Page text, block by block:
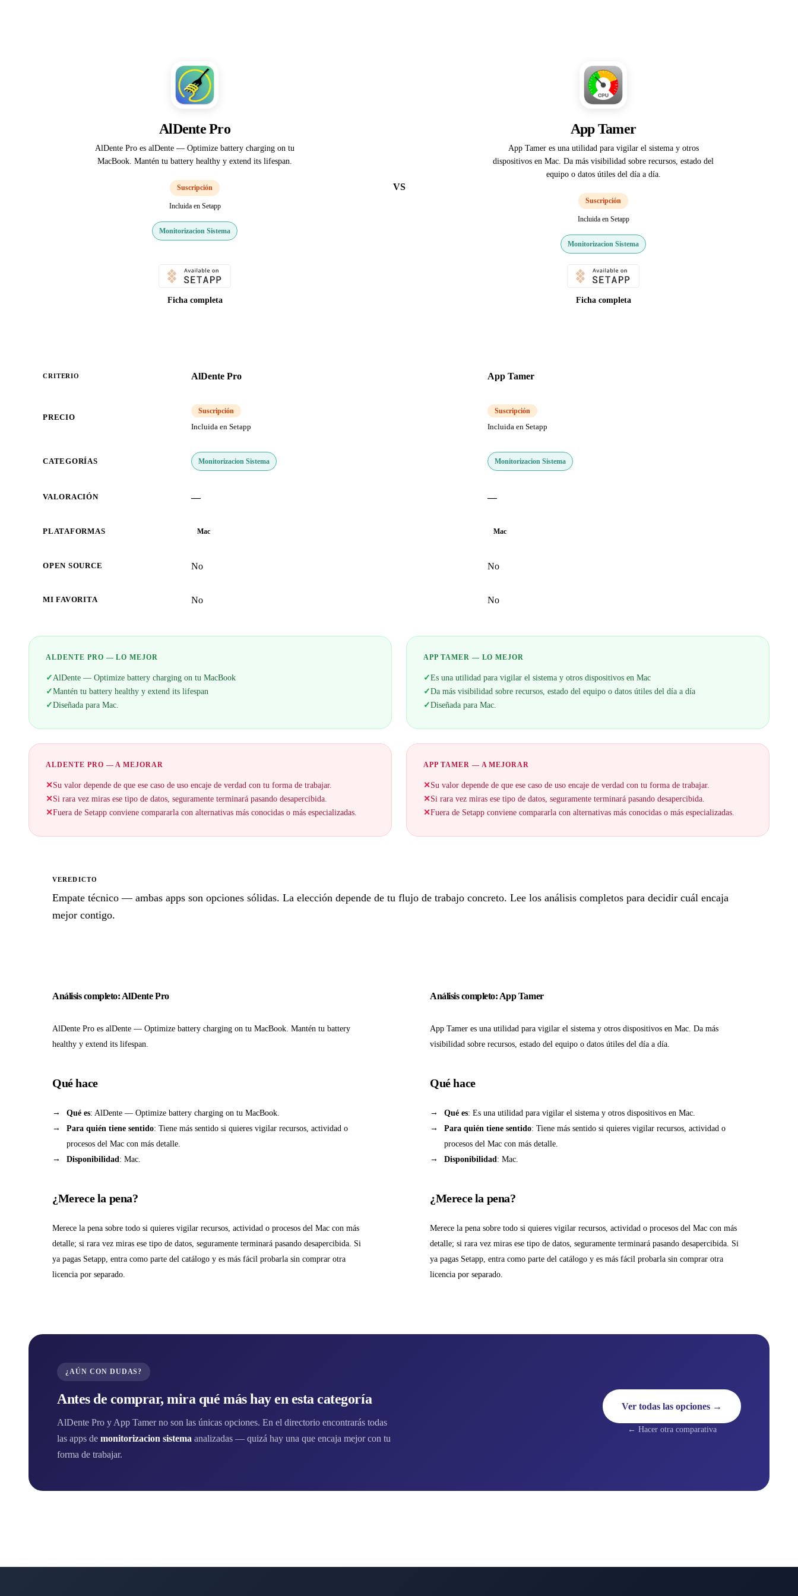
AlDente Pro
AlDente Pro es alDente — Optimize battery charging on tu
MacBook. Mantén tu battery healthy y extend its lifespan.
Suscripción
Incluida en Setapp
Monitorizacion Sistema
Ficha completa
VS
App Tamer
App Tamer es una utilidad para vigilar el sistema y otros
dispositivos en Mac. Da más visibilidad sobre recursos, estado del
equipo o datos útiles del día a día.
Suscripción
Incluida en Setapp
Monitorizacion Sistema
Ficha completa
CRITERIO AlDente Pro App Tamer
PRECIO
Suscripción
Incluida en Setapp
Suscripción
Incluida en Setapp
CATEGORÍAS Monitorizacion Sistema Monitorizacion Sistema
VALORACIÓN — —
PLATAFORMAS Mac Mac
OPEN SOURCE No No
MI FAVORITA No No
ALDENTE PRO — LO MEJOR
✓AlDente — Optimize battery charging on tu MacBook
✓Mantén tu battery healthy y extend its lifespan
✓Diseñada para Mac.
APP TAMER — LO MEJOR
✓Es una utilidad para vigilar el sistema y otros dispositivos en Mac
✓Da más visibilidad sobre recursos, estado del equipo o datos útiles del día a día
✓Diseñada para Mac.
ALDENTE PRO — A MEJORAR
✕Su valor depende de que ese caso de uso encaje de verdad con tu forma de trabajar.
✕Si rara vez miras ese tipo de datos, seguramente terminará pasando desapercibida.
✕Fuera de Setapp conviene compararla con alternativas más conocidas o más especializadas.
APP TAMER — A MEJORAR
✕Su valor depende de que ese caso de uso encaje de verdad con tu forma de trabajar.
✕Si rara vez miras ese tipo de datos, seguramente terminará pasando desapercibida.
✕Fuera de Setapp conviene compararla con alternativas más conocidas o más especializadas.
VEREDICTO
Empate técnico — ambas apps son opciones sólidas. La elección depende de tu flujo de trabajo concreto. Lee los análisis completos para decidir cuál encaja
mejor contigo.
Análisis completo: AlDente Pro
AlDente Pro es alDente — Optimize battery charging on tu MacBook. Mantén tu battery
healthy y extend its lifespan.
Qué hace
Qué es: AlDente — Optimize battery charging on tu MacBook.
Para quién tiene sentido: Tiene más sentido si quieres vigilar recursos, actividad o
procesos del Mac con más detalle.
Disponibilidad: Mac.
¿Merece la pena?
Merece la pena sobre todo si quieres vigilar recursos, actividad o procesos del Mac con más
detalle; si rara vez miras ese tipo de datos, seguramente terminará pasando desapercibida. Si
ya pagas Setapp, entra como parte del catálogo y es más fácil probarla sin comprar otra
licencia por separado.
Análisis completo: App Tamer
App Tamer es una utilidad para vigilar el sistema y otros dispositivos en Mac. Da más
visibilidad sobre recursos, estado del equipo o datos útiles del día a día.
Qué hace
Qué es: Es una utilidad para vigilar el sistema y otros dispositivos en Mac.
Para quién tiene sentido: Tiene más sentido si quieres vigilar recursos, actividad o
procesos del Mac con más detalle.
Disponibilidad: Mac.
¿Merece la pena?
Merece la pena sobre todo si quieres vigilar recursos, actividad o procesos del Mac con más
detalle; si rara vez miras ese tipo de datos, seguramente terminará pasando desapercibida. Si
ya pagas Setapp, entra como parte del catálogo y es más fácil probarla sin comprar otra
licencia por separado.
¿AÚN CON DUDAS?
Antes de comprar, mira qué más hay en esta categoría
AlDente Pro y App Tamer no son las únicas opciones. En el directorio encontrarás todas
las apps de monitorizacion sistema analizadas — quizá hay una que encaja mejor con tu
forma de trabajar.
Ver todas las opciones →
← Hacer otra comparativa